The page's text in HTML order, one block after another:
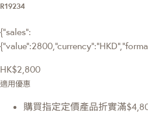
R19234
{"sales":
HK$2,800
適用優惠
購買指定定價產品折實滿